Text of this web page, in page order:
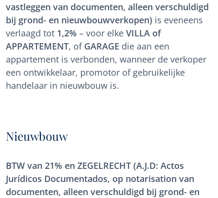
vastleggen van documenten, alleen verschuldigd
bij grond- en nieuwbouwverkopen) is eveneens
verlaagd tot 1,2% – voor elke VILLA of
APPARTEMENT, of GARAGE die aan een
appartement is verbonden, wanneer de verkoper
een ontwikkelaar, promotor of gebruikelijke
handelaar in nieuwbouw is.
Nieuwbouw
BTW van 21% en ZEGELRECHT (A.J.D: Actos
Jurídicos Documentados, op notarisation van
documenten, alleen verschuldigd bij grond- en